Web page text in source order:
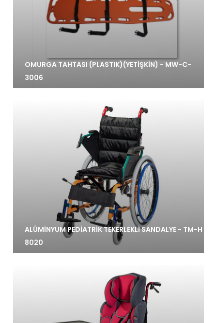
OMURGA TAHTASI (PLASTIK)(YETİŞKİN) - MW-C-
3006
ALÜMİNYUM PEDİATRİK TEKERLEKLİ SANDALYE - TM-H
8020